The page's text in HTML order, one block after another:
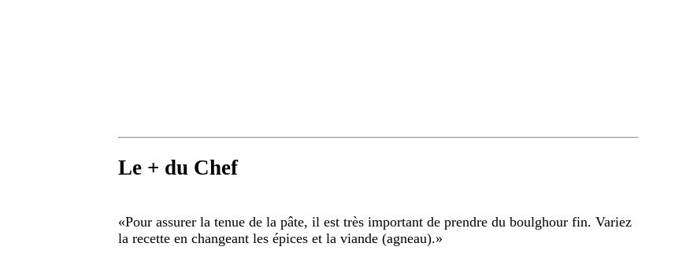
Le + du Chef
«Pour assurer la tenue de la pâte, il est très important de prendre du boulghour fin. Variez
la recette en changeant les épices et la viande (agneau).»